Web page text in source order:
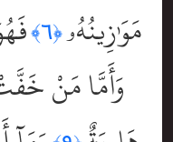
مَوَٰزِينُهُۥ﴿٦﴾
وَأَمَّا مَنْ